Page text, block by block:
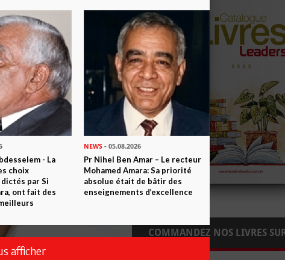
COMMANDEZ NOS LIVRES
- La
choix
par Si
ont fait des
NEWS- 05.08.2026
Pr Nihel Ben Amar – Le recteur
Mohamed Amara: Sa priorité
absolue était de bâtir des
enseignements d’excellence
afficher